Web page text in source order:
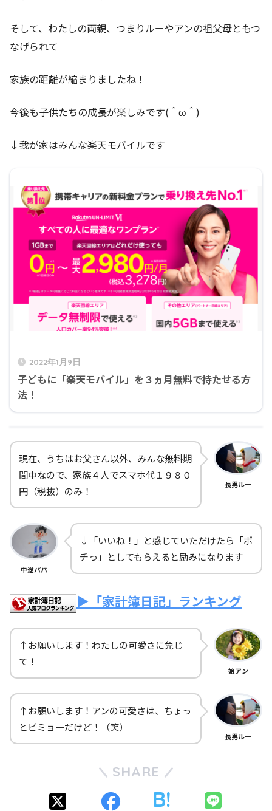
そして、わたしの両親、つまりルーやアンの祖父母ともつ
なげられて
家族の距離が縮まりましたね！
今後も子供たちの成長が楽しみです(＾ω＾)
↓我が家はみんな楽天モバイルです
2022年1月9日
子どもに「楽天モバイル」を３ヵ月無料で持たせる方
法！
現在、うちはお父さん以外、みんな無料期
間中なので、家族４人でスマホ代１９８０
円（税抜）のみ！
長男ルー
中途パパ
↓「いいね！」と感じていただけたら「ポ
チっ」としてもらえると励みになります
▶「家計簿日記」ランキング
↑お願いします！わたしの可愛さに免じ
て！
娘アン
↑お願いします！アンの可愛さは、ちょっ
とビミョーだけど！（笑）
長男ルー
SHARE